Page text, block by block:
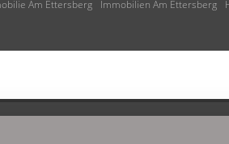
Am Ettersberg Immobilien Am Ettersberg